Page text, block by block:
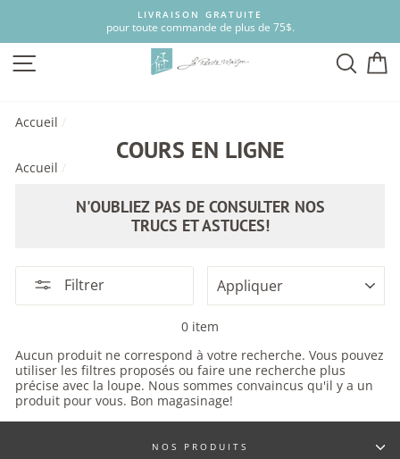
LIVRAISON GRATUITE
pour toute commande de plus de 75$.
Accueil /
COURS EN LIGNE
Accueil /
N'OUBLIEZ PAS DE CONSULTER NOS
TRUCS ET ASTUCES!
Filtrer
APPLIQUER
0 item
Aucun produit ne correspond à votre recherche. Vous pouvez
utiliser les filtres proposés ou faire une recherche plus
précise avec la loupe. Nous sommes convaincus qu'il y a un
produit pour vous. Bon magasinage!
NOS PRODUITS